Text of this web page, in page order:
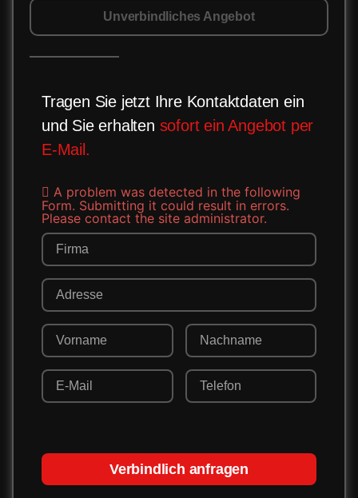
Unverbindliches Angebot
Tragen Sie jetzt Ihre Kontaktdaten ein
und Sie erhalten sofort ein Angebot per
E-Mail.
A problem was detected in the following
Form. Submitting it could result in errors.
Please contact the site administrator.
Verbindlich anfragen